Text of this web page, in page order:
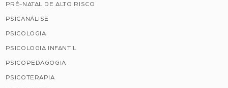
PRÉ-NATAL DE ALTO RISCO
PSICANÁLISE
PSICOLOGIA
PSICOLOGIA INFANTIL
PSICOPEDAGOGIA
PSICOTERAPIA